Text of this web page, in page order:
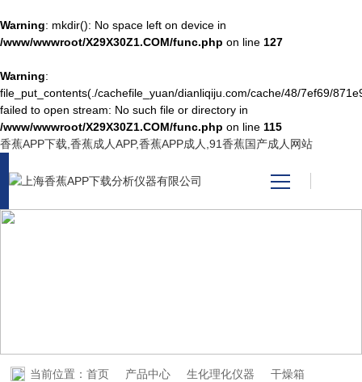
Warning: mkdir(): No space left on device in
/www/wwwroot/X29X30Z1.COM/func.php on line 127
Warning:
file_put_contents(./cachefile_yuan/dianliqiju.com/cache/48/7ef69/
failed to open stream: No such file or directory in
/www/wwwroot/X29X30Z1.COM/func.php on line 115
香蕉APP下载,香蕉成人APP,香蕉APP成人,91香蕉国产成人网站
产品中心
关于香蕉APP下载
资料下载
当前位置：首页 产品中心 生化理化仪器
干燥箱